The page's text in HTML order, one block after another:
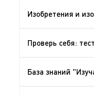
Изобретения и
Проверь себя:
База знаний